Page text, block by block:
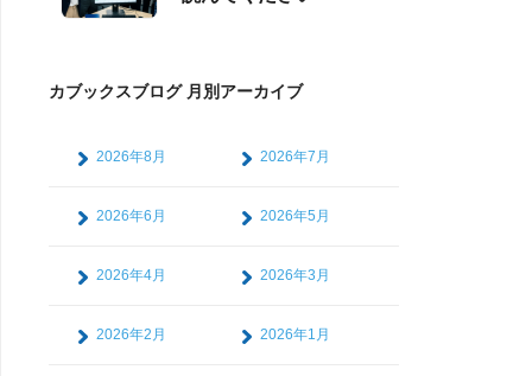
カブックスブログ 月別アーカイブ
2026年8月 2026年7月
2026年6月 2026年5月
2026年4月 2026年3月
2026年2月 2026年1月